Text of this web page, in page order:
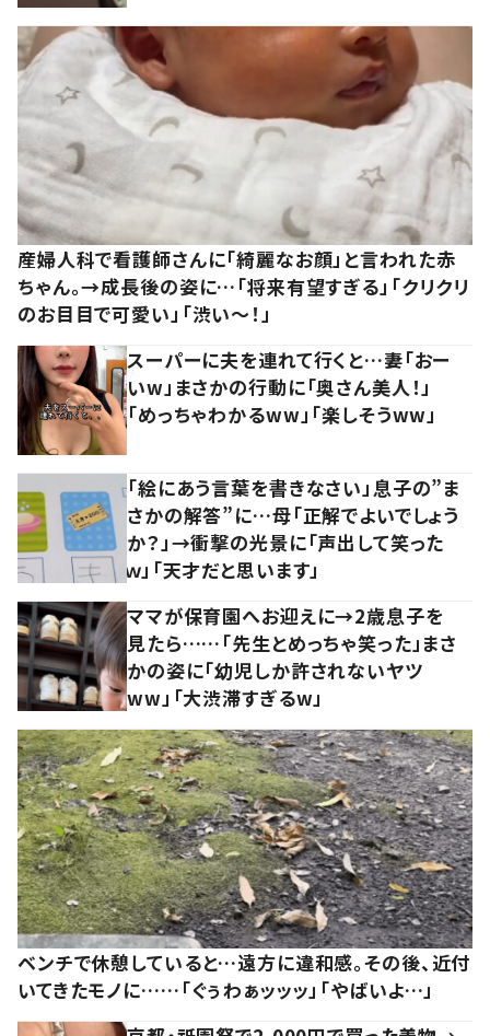
産婦人科で看護師さんに「綺麗なお顔」と言われた赤
ちゃん。→成長後の姿に…「将来有望すぎる」「クリクリ
のお目目で可愛い」「渋い～！」
スーパーに夫を連れて行くと…妻「おー
いw」まさかの行動に「奥さん美人！」
「めっちゃわかるww」「楽しそうww」
「絵にあう言葉を書きなさい」息子の”ま
さかの解答”に…母「正解でよいでしょう
か？」→衝撃の光景に「声出して笑った
ｗ」「天才だと思います」
ママが保育園へお迎えに→2歳息子を
見たら……「先生とめっちゃ笑った」まさ
かの姿に「幼児しか許されないヤツ
ww」「大渋滞すぎるw」
ベンチで休憩していると…遠方に違和感。その後、近付
いてきたモノに……「ぐぅわぁッッッ」「やばいよ…」